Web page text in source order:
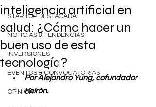
STARTUP DESTACADA
NOTICIAS & TENDENCIAS
INVERSIONES
EVENTOS & CONVOCATORIAS
OPINIÓN
inteligencia artificial en
salud: ¿Cómo hacer un
buen uso de esta
tecnología?
Por Alejandro Yung, cofundador
Keirón.